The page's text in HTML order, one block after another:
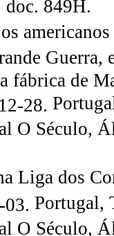
849H.
Guerra,
fábrica de
28.
O Século,
Liga dos
Portugal,
O Século,